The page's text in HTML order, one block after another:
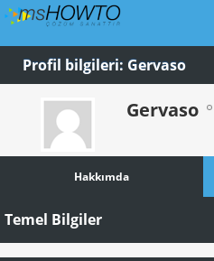
Profil bilgileri: Gervaso
Gervaso
Hakkımda
Temel Bilgiler